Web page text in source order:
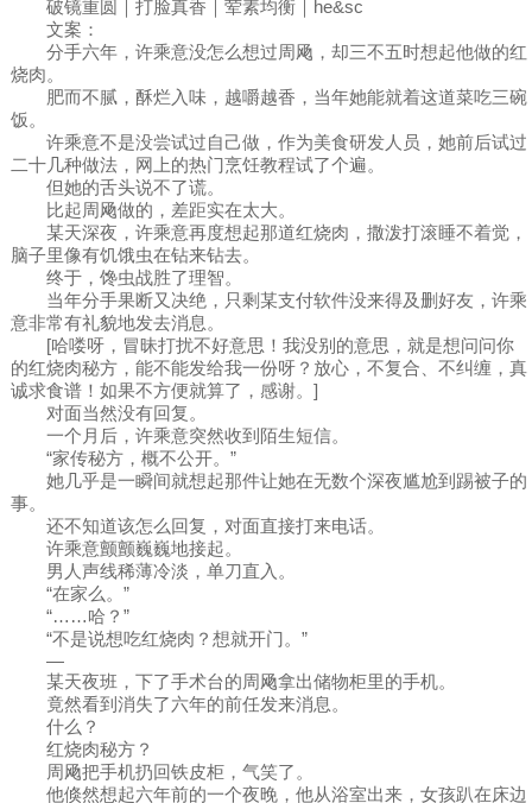
破镜重圆｜打脸真香｜荤素均衡｜he&sc
文案：
分手六年，许乘意没怎么想过周飏，却三不五时想起他做的红
烧肉。
肥而不腻，酥烂入味，越嚼越香，当年她能就着这道菜吃三碗
饭。
许乘意不是没尝试过自己做，作为美食研发人员，她前后试过
二十几种做法，网上的热门烹饪教程试了个遍。
但她的舌头说不了谎。
比起周飏做的，差距实在太大。
某天深夜，许乘意再度想起那道红烧肉，撒泼打滚睡不着觉，
脑子里像有饥饿虫在钻来钻去。
终于，馋虫战胜了理智。
当年分手果断又决绝，只剩某支付软件没来得及删好友，许乘
意非常有礼貌地发去消息。
[哈喽呀，冒昧打扰不好意思！我没别的意思，就是想问问你
的红烧肉秘方，能不能发给我一份呀？放心，不复合、不纠缠，真
诚求食谱！如果不方便就算了，感谢。]
对面当然没有回复。
一个月后，许乘意突然收到陌生短信。
“家传秘方，概不公开。”
她几乎是一瞬间就想起那件让她在无数个深夜尴尬到踢被子的
事。
还不知道该怎么回复，对面直接打来电话。
许乘意颤颤巍巍地接起。
男人声线稀薄冷淡，单刀直入。
“在家么。”
“……哈？”
“不是说想吃红烧肉？想就开门。”
—
某天夜班，下了手术台的周飏拿出储物柜里的手机。
竟然看到消失了六年的前任发来消息。
什么？
红烧肉秘方？
周飏把手机扔回铁皮柜，气笑了。
他倏然想起六年前的一个夜晚，他从浴室出来，女孩趴在床边